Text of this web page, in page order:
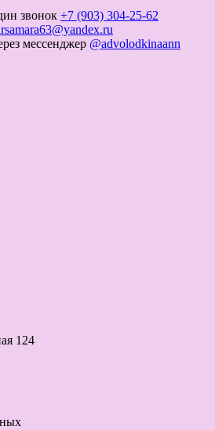
звонок +7 (903) 304-25-62
мессенджер @advolodkinaann
124